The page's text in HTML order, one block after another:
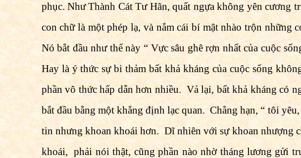
phục. Như Thành Cát Tư Hãn, quất ngựa không yên
con chữ là một phép lạ, và nắm cái bí mật nhào trộn những
Nó bắt đầu như thế này “ Vực sâu ghê rợn nhất của cuộc
Hay là ý thức sự bi thảm bất khả kháng của cuộc sống
phần vô thức hấp dẫn hơn nhiều. Vả lại, bất khả kháng có
bắt đầu bằng một khẳng định lạc quan. Chẳng hạn, “ tôi
tin nhưng khoan khoái hơn. Dĩ nhiên với sự khoan nhượng
khoái, phải nói thật, cũng phần nào nhờ tháng lương gửi